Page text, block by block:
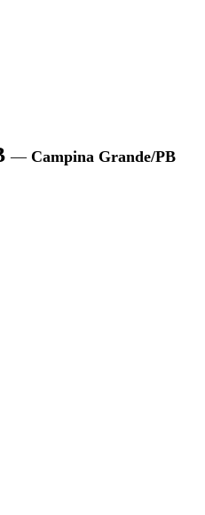
— Campina Grande/PB